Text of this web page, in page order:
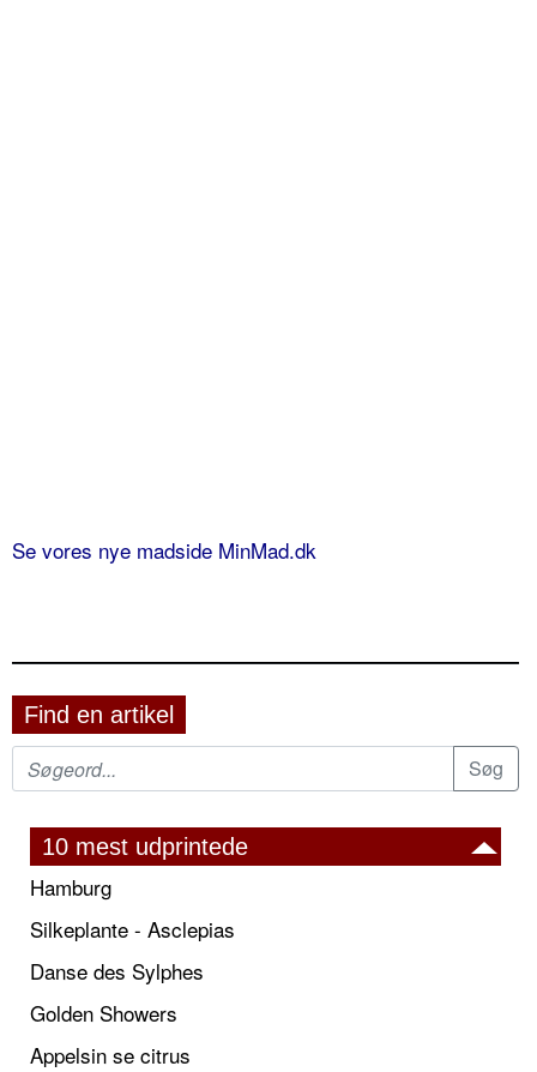
Se vores nye madside MinMad.dk
Find en artikel
10 mest udprintede
Hamburg
Silkeplante - Asclepias
Danse des Sylphes
Golden Showers
Appelsin se citrus